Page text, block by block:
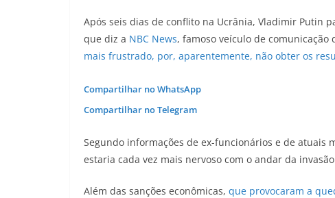
Após seis dias de conflito na Ucrânia, Vladimir Putin
que diz a NBC News, famoso veículo de comunicação
mais frustrado, por, aparentemente, não obter os
Compartilhar no WhatsApp
Compartilhar no Telegram
Segundo informações de ex-funcionários e de atuais
estaria cada vez mais nervoso com o andar da
Além das sanções econômicas, que provocaram a